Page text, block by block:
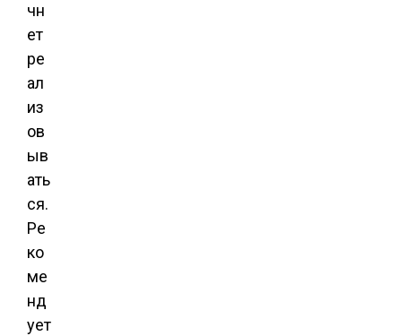
чн
ет
ре
ал
из
ов
ыв
ать
ся.
Ре
ко
ме
нд
ует